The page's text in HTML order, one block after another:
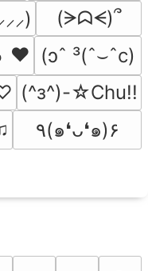
(ᗒᗣᗕ)՞
♥ (ɔˆ ³(ˆ⌣ˆc)
(^з^)-☆Chu!!
٩(๑❛ᴗ❛๑)۶